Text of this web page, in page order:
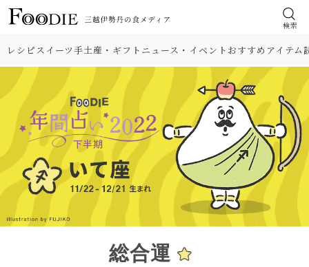
検索
レシピスイーツ手土産・ギフト ニュース・イベントおすすめアイテム
総合運